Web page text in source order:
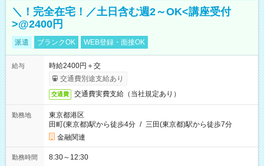
＼！完全在宅！／土日含む週2～OK<講座受付
>@2400円
派遣 ブランクOK WEB登録・面接OK
給与
時給2400円＋交
交通費別途支給あり
交通費 交通費実費支給（当社規定あり）
勤務地
東京都港区
田町(東京都)駅から徒歩4分 / 三田(東京都)駅から徒歩7分
金融関連
勤務時間 8:30～12:30